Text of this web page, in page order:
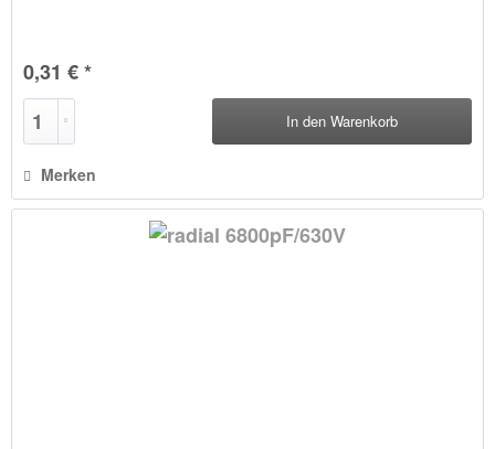
0,31 € *
In den Warenkorb
Merken